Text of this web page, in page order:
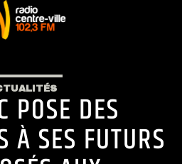
POSE DES
À SES FUTURS